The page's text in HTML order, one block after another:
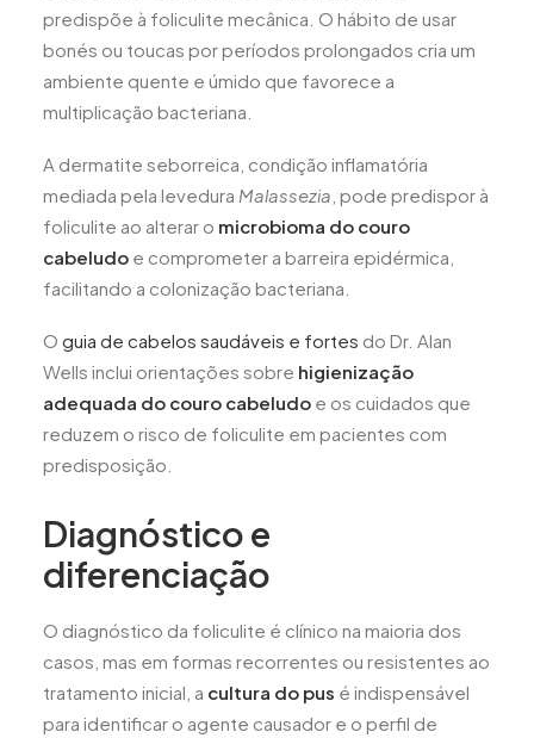
predispõe à foliculite mecânica. O hábito de usar
bonés ou toucas por períodos prolongados cria um
ambiente quente e úmido que favorece a
multiplicação bacteriana.
A dermatite seborreica, condição inflamatória
mediada pela levedura Malassezia , pode predispor à
foliculite ao alterar o microbioma do couro
cabeludo e comprometer a barreira epidérmica,
facilitando a colonização bacteriana.
O guia de cabelos saudáveis e fortes do Dr. Alan
Wells inclui orientações sobre higienização
adequada do couro cabeludo e os cuidados que
reduzem o risco de foliculite em pacientes com
predisposição.
Diagnóstico e
diferenciação
O diagnóstico da foliculite é clínico na maioria dos
casos, mas em formas recorrentes ou resistentes ao
tratamento inicial, a cultura do pus é indispensável
para identificar o agente causador e o perfil de